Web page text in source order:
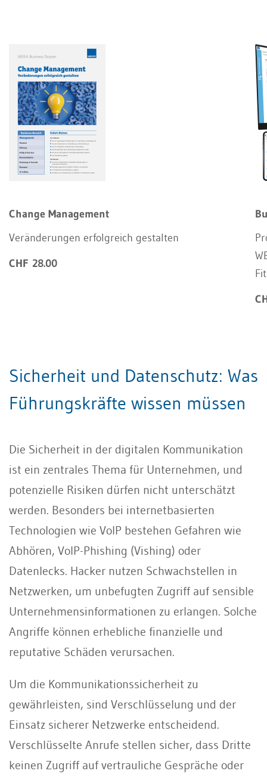
Change Management
Veränderungen erfolgreich gestalten
CHF 28.00
Sicherheit und Datenschutz: Was
Führungskräfte wissen müssen
Die Sicherheit in der digitalen Kommunikation
ist ein zentrales Thema für Unternehmen, und
potenzielle Risiken dürfen nicht unterschätzt
werden. Besonders bei internetbasierten
Technologien wie VoIP bestehen Gefahren wie
Abhören, VoIP-Phishing (Vishing) oder
Datenlecks. Hacker nutzen Schwachstellen in
Netzwerken, um unbefugten Zugriff auf sensible
Unternehmensinformationen zu erlangen. Solche
Angriffe können erhebliche finanzielle und
reputative Schäden verursachen.
Um die Kommunikationssicherheit zu
gewährleisten, sind Verschlüsselung und der
Einsatz sicherer Netzwerke entscheidend.
Verschlüsselte Anrufe stellen sicher, dass Dritte
keinen Zugriff auf vertrauliche Gespräche oder